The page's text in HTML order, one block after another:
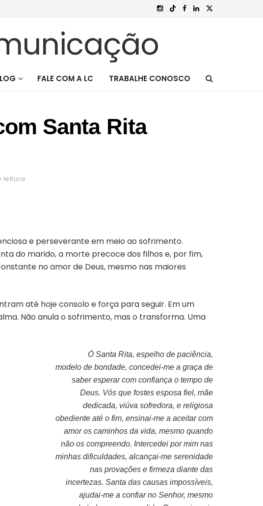
FALE COM A LC TRABALHE CONOSCO
Santa Rita
leitura
e perseverante em meio ao sofrimento.
do marido, a morte precoce dos filhos e, por fim,
no amor de Deus, mesmo nas maiores
até hoje consolo e força para seguir. Em um
Não anula o sofrimento, mas o transforma. Uma
Ó Santa Rita, espelho de paciência,
modelo de bondade, concedei-me a graça de
saber esperar com confiança o tempo de
Deus. Vós que fostes esposa fiel, mãe
dedicada, viúva sofredora, e religiosa
obediente até o fim, ensinai-me a aceitar com
amor os caminhos da vida, mesmo quando
não os compreendo. Intercedei por mim nas
minhas dificuldades, alcançai-me serenidade
nas provações e firmeza diante das
incertezas. Santa das causas impossíveis,
ajudai-me a confiar no Senhor, mesmo